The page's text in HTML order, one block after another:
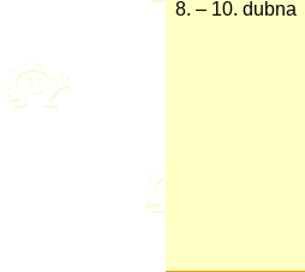
8. – 10. dubna